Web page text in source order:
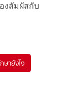
งสัมผัสกับ
ษายังไง